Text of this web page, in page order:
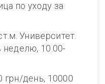
по уходу за
Университет.
неделю, 10.00-
грн/день, 10000